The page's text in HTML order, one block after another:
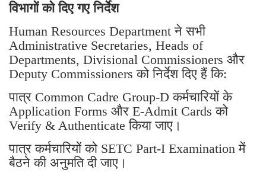
विभागों को दिए गए निर्देश
Human Resources Department ने सभी
Administrative Secretaries, Heads of
Departments, Divisional Commissioners और
Deputy Commissioners को निर्देश दिए हैं कि:
पात्र Common Cadre Group-D कर्मचारियों के
Application Forms और E-Admit Cards को
Verify & Authenticate किया जाए।
पात्र कर्मचारियों को SETC Part-I Examination में
बैठने की अनुमति दी जाए।